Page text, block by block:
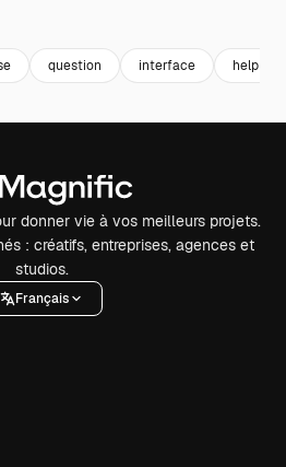
question interface help
donner vie à vos meilleurs projets.
: créatifs, entreprises, agences et
studios.
Français